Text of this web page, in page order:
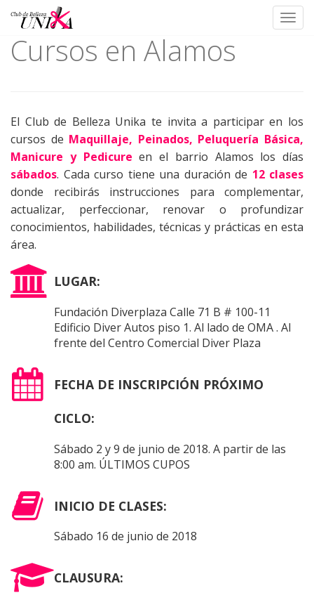
SkipCursos en Alamos
El Club de Belleza Unika te invita a participar en los
cursos de Maquillaje, Peinados, Peluquería Básica,
Manicure y Pedicureen el barrio Alamos los días
sábados. Cada curso tiene una duración de 12 clases
donde recibirás instrucciones para complementar,
actualizar, perfeccionar, renovar o profundizar
conocimientos, habilidades, técnicas y prácticas en esta
área.
LUGAR:
Fundación Diverplaza Calle 71 B # 100-11
Edificio Diver Autos piso 1. Al lado de OMA . Al
frente del Centro Comercial Diver Plaza
FECHA DE INSCRIPCIÓN PRÓXIMO
CICLO:
Sábado 2 y 9 de junio de 2018. A partir de las
8:00 am. ÚLTIMOS CUPOS
INICIO DE CLASES:
Sábado 16 de junio de 2018
CLAUSURA: